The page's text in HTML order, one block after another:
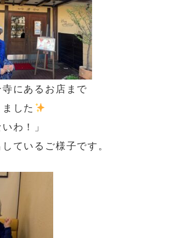
にあるお店まで
した
わ！」
ているご様子です。